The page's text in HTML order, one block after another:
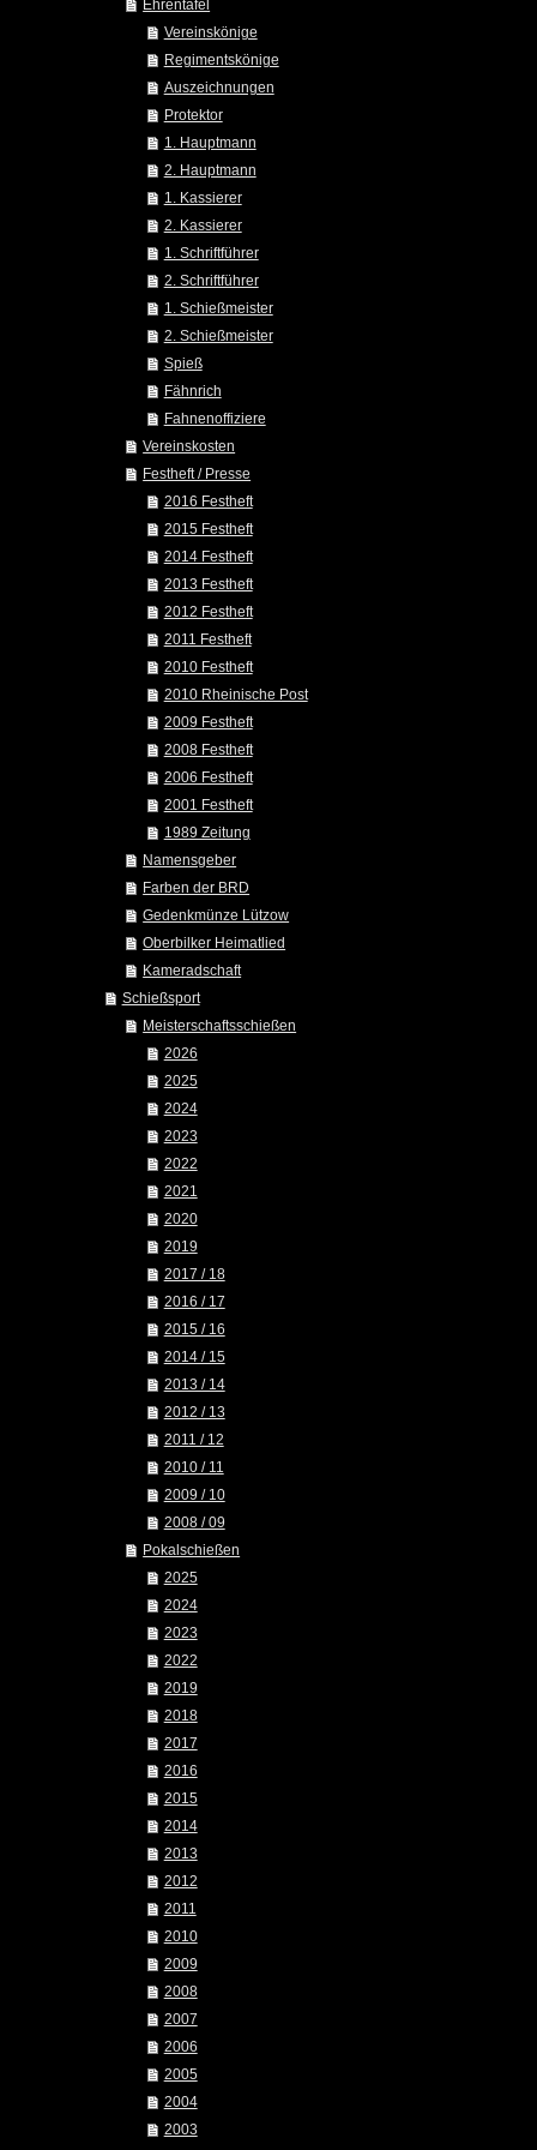
Ehrentafel
Vereinskönige
Regimentskönige
Auszeichnungen
Protektor
1. Hauptmann
2. Hauptmann
1. Kassierer
2. Kassierer
1. Schriftführer
2. Schriftführer
1. Schießmeister
2. Schießmeister
Spieß
Fähnrich
Fahnenoffiziere
Vereinskosten
Festheft / Presse
2016 Festheft
2015 Festheft
2014 Festheft
2013 Festheft
2012 Festheft
2011 Festheft
2010 Festheft
2010 Rheinische Post
2009 Festheft
2008 Festheft
2006 Festheft
2001 Festheft
1989 Zeitung
Namensgeber
Farben der BRD
Gedenkmünze Lützow
Oberbilker Heimatlied
Kameradschaft
Schießsport
Meisterschaftsschießen
2026
2025
2024
2023
2022
2021
2020
2019
2017 / 18
2016 / 17
2015 / 16
2014 / 15
2013 / 14
2012 / 13
2011 / 12
2010 / 11
2009 / 10
2008 / 09
Pokalschießen
2025
2024
2023
2022
2019
2018
2017
2016
2015
2014
2013
2012
2011
2010
2009
2008
2007
2006
2005
2004
2003